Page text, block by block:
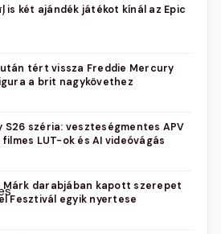
is két ajándék játékot kínál az Epic
tért vissza Freddie Mercury
a brit nagykövethez
S26 széria: veszteségmentes APV
filmes LUT-ok és AI videóvágás
Márk darabjában kapott szerepet
Fesztivál egyik nyertese